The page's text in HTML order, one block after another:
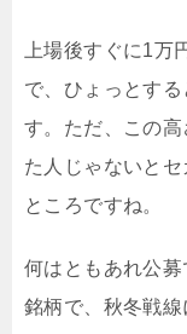
上場後すぐに1万
で、ひょっとす
す。ただ、この
た人じゃないと
ところですね。
何はともあれ公
銘柄で、秋冬戦